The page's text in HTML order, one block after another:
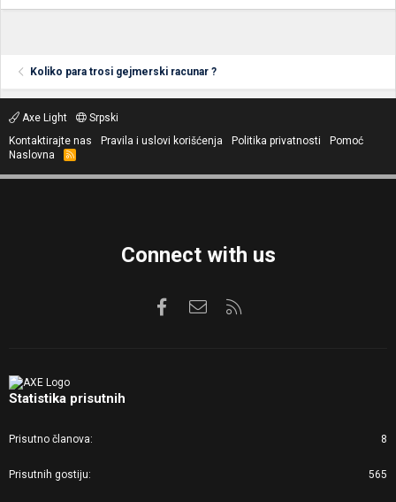
Koliko para trosi gejmerski racunar ?
Axe Light
Srpski
Kontaktirajte nas
Pravila i uslovi korišćenja Politika privatnosti
Pomoć
Naslovna
R
S
Connect with us
FacebookKontaktirajte nas
Statistika prisutnih
Prisutno članova 8
Prisutnih gostiju 565